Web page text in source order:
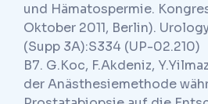
und Hämatospermie.
Oktober 2011, Berlin).
(Supp 3A):S334 (UP-02.210)
B7. G.Koc, F.Akdeniz,
der Anästhesiemethode